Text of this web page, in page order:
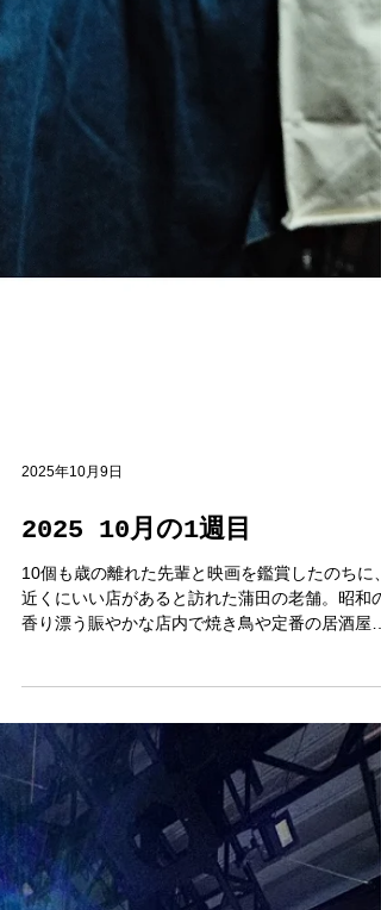
2025年10月9日
2025 10月の1週目
10個も歳の離れた先輩と映画を鑑賞したのちに、
代と思しき男性と20代と思しき男性が競艇の話で
盛り上がっている。...